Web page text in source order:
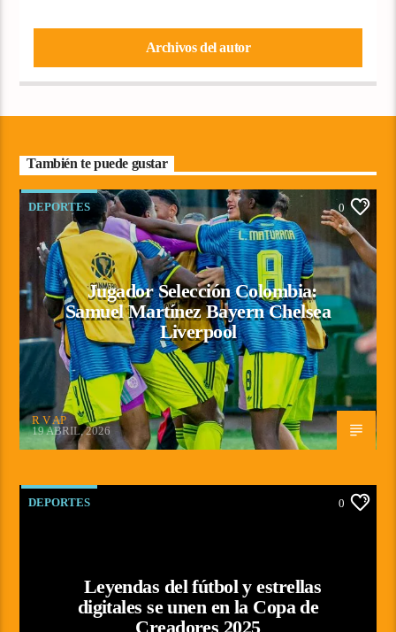
Archivos del autor
También te puede gustar
DEPORTES 0
Jugador Selección Colombia:
Samuel Martínez Bayern Chelsea
Liverpool
R V AP
19 ABRIL, 2026
DEPORTES 0
Leyendas del fútbol y estrellas
digitales se unen en la Copa de
Creadores 2025